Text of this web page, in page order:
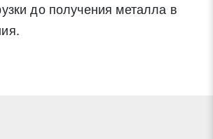
до получения металла в
данных», а также соглашаетесь на
по средством e-mail или СМС